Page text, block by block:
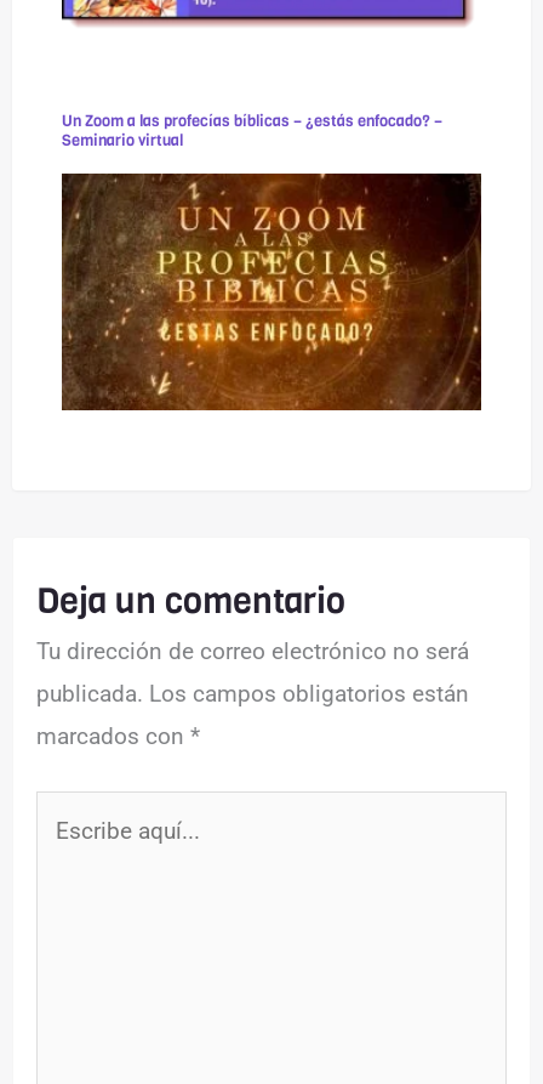
Un Zoom a las profecías bíblicas – ¿estás enfocado? –
Seminario virtual
Deja un comentario
Tu dirección de correo electrónico no será
publicada. Los campos obligatorios están
marcados con*